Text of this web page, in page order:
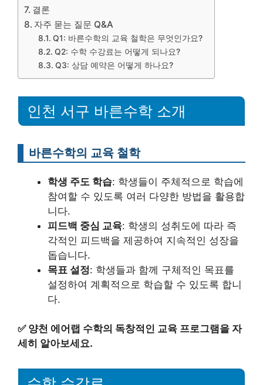
결론
자주 묻는 질문 Q&A
Q1: 바른수학의 교육 철학은 무엇인가요?
Q2: 수학 수강료는 어떻게 되나요?
Q3: 상담 예약은 어떻게 하나요?
인천 서구 바른수학 소개
바른수학의 교육 철학
학생 주도 학습: 학생들이 주체적으로 학습에
참여할 수 있도록 여러 다양한 방법을 활용합
니다.
피드백 중심 교육: 학생의 성취도에 따라 즉
각적인 피드백을 제공하여 지속적인 성장을
돕습니다.
목표 설정: 학생들과 함께 구체적인 목표를
설정하여 계획적으로 학습할 수 있도록 합니
다.
✅ 양천 에어랩 수학의 독창적인 교육 프로그램을 자
세히 알아보세요.